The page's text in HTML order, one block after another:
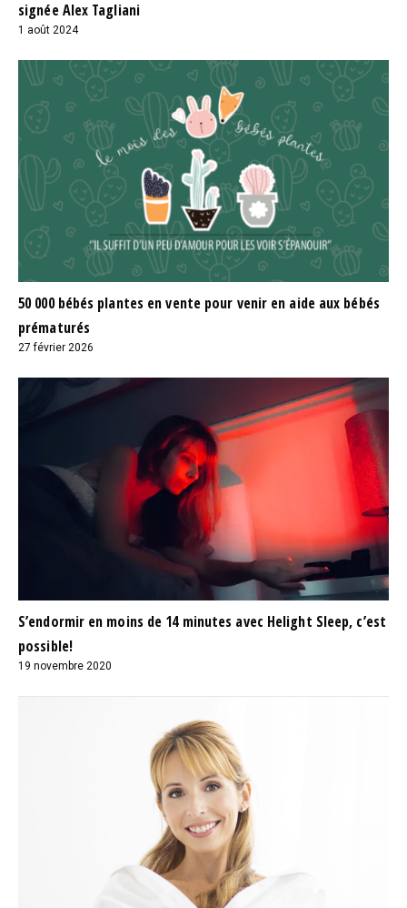
signée Alex Tagliani
1 août 2024
50 000 bébés plantes en vente pour venir en aide aux bébés
prématurés
27 février 2026
S’endormir en moins de 14 minutes avec Helight Sleep, c’est
possible!
19 novembre 2020